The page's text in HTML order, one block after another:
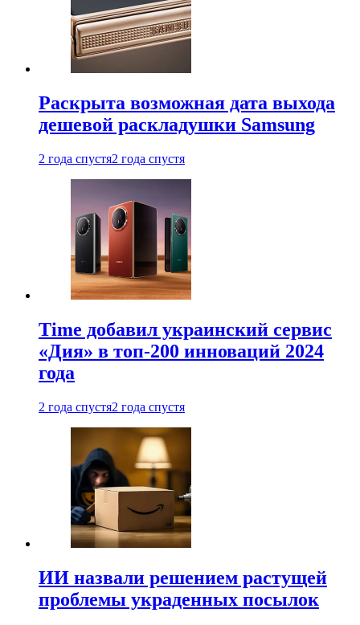
Раскрыта возможная дата выхода
дешевой раскладушки Samsung
2 года спустя2 года спустя
Time добавил украинский сервис
«Дия» в топ-200 инноваций 2024
года
2 года спустя2 года спустя
ИИ назвали решением растущей
проблемы украденных посылок